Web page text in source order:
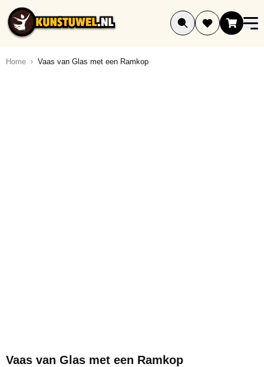
Ga naar de inhoud
Home Vaas van Glas met een Ramkop
Vaas van Glas met een Ramkop